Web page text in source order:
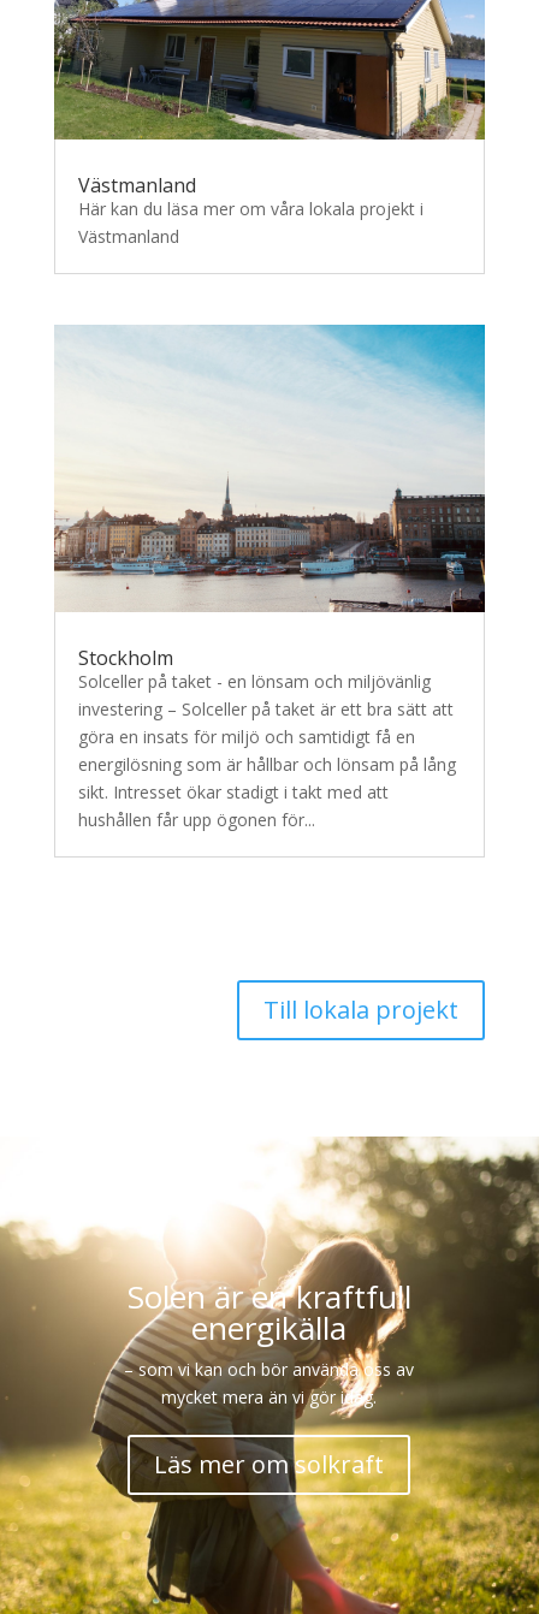
Västmanland
Här kan du läsa mer om våra lokala projekt i
Västmanland
Stockholm
Solceller på taket - en lönsam och miljövänlig
investering – Solceller på taket är ett bra sätt att
göra en insats för miljö och samtidigt få en
energilösning som är hållbar och lönsam på lång
sikt. Intresset ökar stadigt i takt med att
hushållen får upp ögonen för...
Till lokala projekt
Solen är en kraftfull
energikälla
– som vi kan och bör använda oss av
mycket mera än vi gör idag.
Läs mer om solkraft